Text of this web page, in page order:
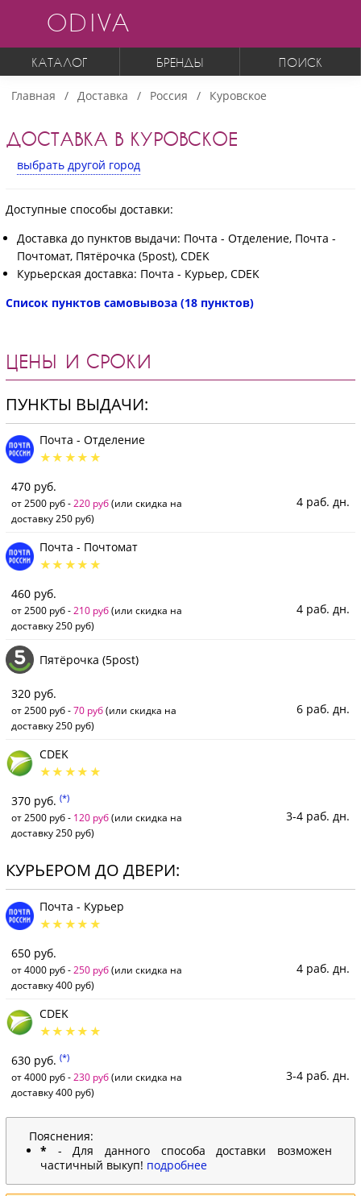
ODIVA
КАТАЛОГ БРЕНДЫ ПОИСК
Главная Доставка Россия Куровское
ДОСТАВКА В КУРОВСКОЕ
выбрать другой город
Доступные способы доставки:
Доставка до пунктов выдачи: Почта - Отделение, Почта -
Почтомат, Пятёрочка (5post), CDEK
Курьерская доставка: Почта - Курьер, CDEK
Список пунктов самовывоза (18 пунктов)
ЦЕНЫ И СРОКИ
ПУНКТЫ ВЫДАЧИ:
Почта - Отделение
470 руб.
от 2500 руб -220 руб(или скидка на
доставку 250 руб)
4 раб. дн.
Почта - Почтомат
460 руб.
от 2500 руб -210 руб(или скидка на
доставку 250 руб)
4 раб. дн.
Пятёрочка (5post)
320 руб.
от 2500 руб -70 руб(или скидка на
доставку 250 руб)
6 раб. дн.
CDEK
370 руб. (*)
от 2500 руб - 120 руб(или скидка на
доставку 250 руб)
3-4 раб. дн.
КУРЬЕРОМ ДО ДВЕРИ:
Почта - Курьер
650 руб.
от 4000 руб - 250 руб(или скидка на
доставку 400 руб)
4 раб. дн.
CDEK
630 руб. (*)
от 4000 руб - 230 руб(или скидка на
доставку 400 руб)
3-4 раб. дн.
Пояснения:
* - Для данного способа доставки возможен
частичный выкуп! подробнее